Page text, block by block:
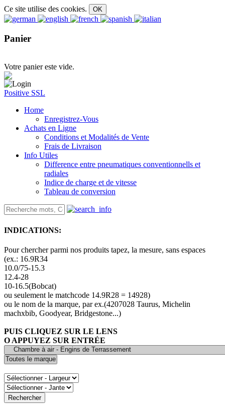
Ce site utilise des cookies.
Panier
Votre panier este vide.
Positive SSL
Home
Enregistrez-Vous
Achats en Ligne
Conditions et Modalités de Vente
Frais de Livraison
Info Utiles
Difference entre pneumatiques conventionnells et
radiales
Indice de charge et de vitesse
Tableau de conversion
INDICATIONS:
Pour chercher parmi nos produits tapez, la mesure, sans espaces
(ex.: 16.9R34
10.0/75-15.3
12.4-28
10-16.5(Bobcat)
ou seulement le matchcode 14.9R28 = 14928)
ou le nom de la marque, par ex.(4207028 Taurus, Michelin
machxbib, Goodyear, Bridgestone...)
PUIS CLIQUEZ SUR LE LENS
O APPUYEZ SUR ENTRÉE